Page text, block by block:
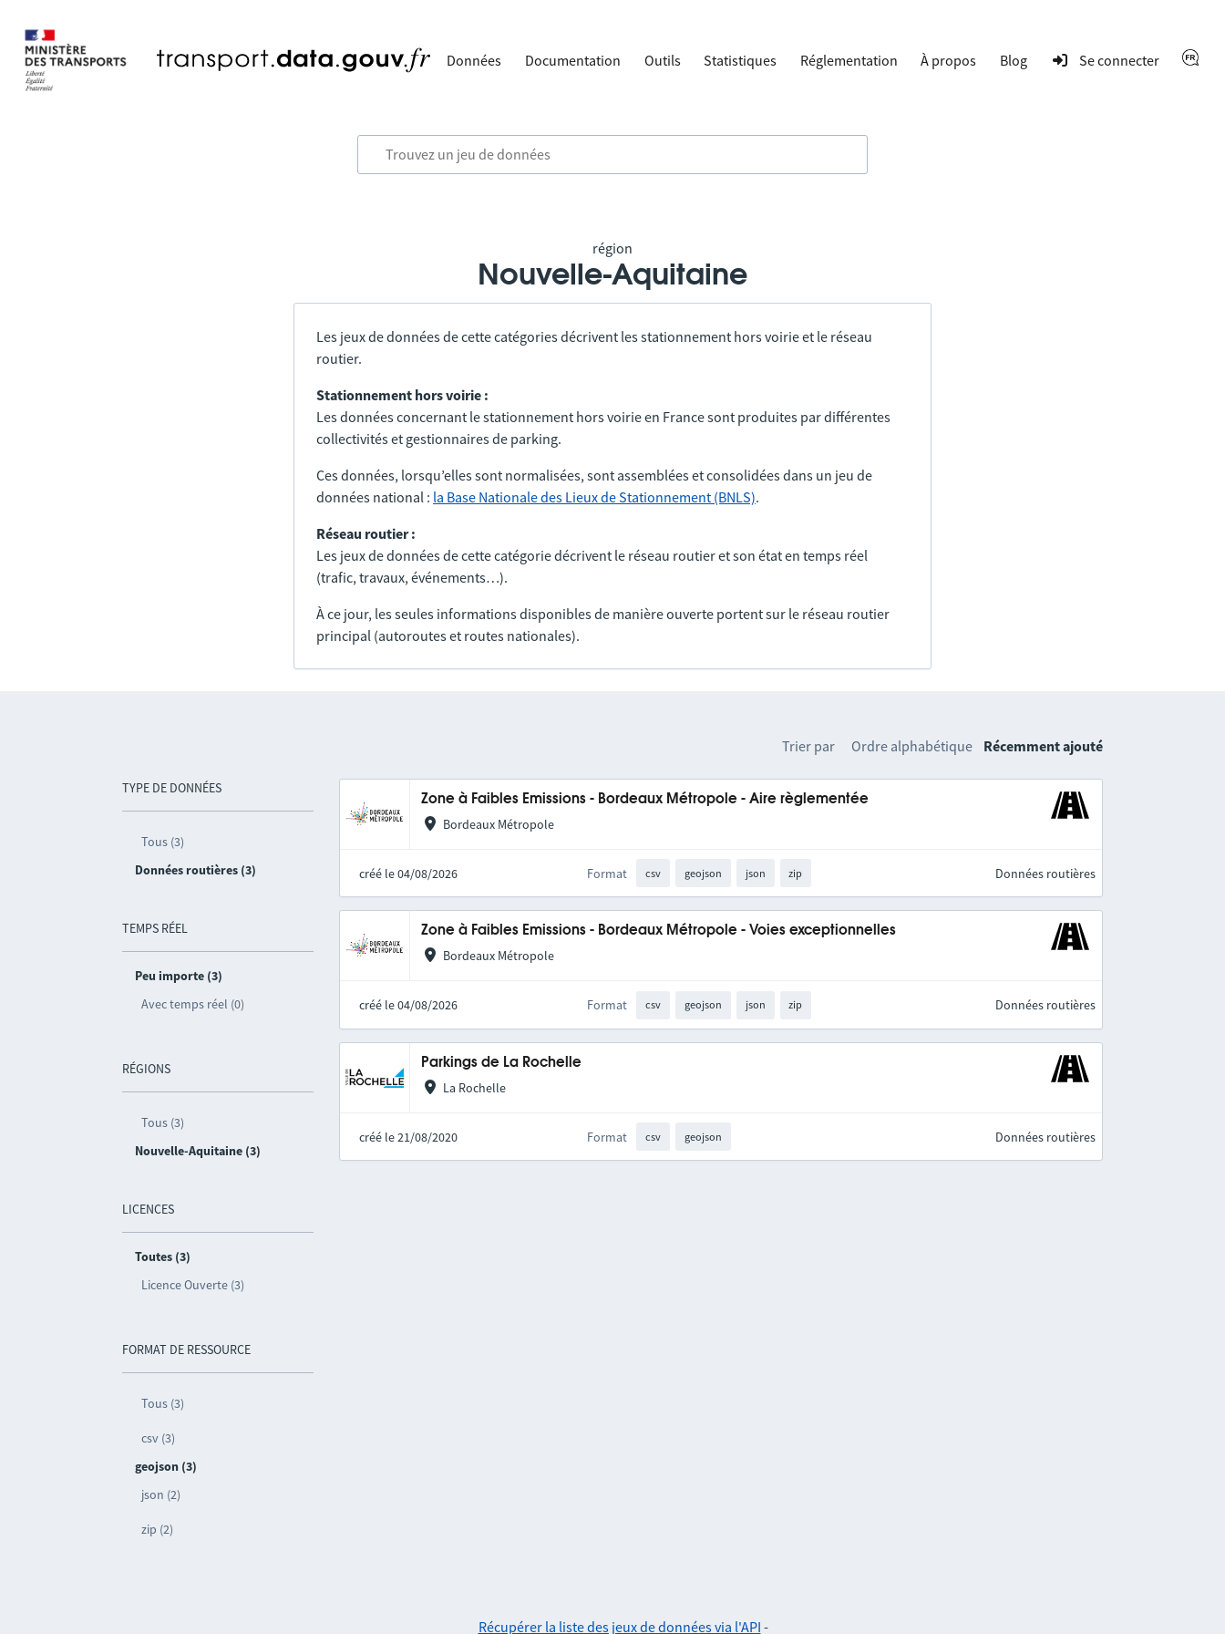
Données Documentation Outils Statistiques Réglementation À propos Blog Se connecter
région
Nouvelle-Aquitaine
Les jeux de données de cette catégories décrivent les stationnement hors voirie et le réseau
routier.
Stationnement hors voirie :
Les données concernant le stationnement hors voirie en France sont produites par différentes
collectivités et gestionnaires de parking.
Ces données, lorsqu’elles sont normalisées, sont assemblées et consolidées dans un jeu de
données national : la Base Nationale des Lieux de Stationnement (BNLS).
Réseau routier :
Les jeux de données de cette catégorie décrivent le réseau routier et son état en temps réel
(trafic, travaux, événements…).
À ce jour, les seules informations disponibles de manière ouverte portent sur le réseau routier
principal (autoroutes et routes nationales).
TYPE DE DONNÉES
Tous (3)
Données routières (3)
TEMPS RÉEL
Peu importe (3)
Avec temps réel (0)
RÉGIONS
Tous (3)
Nouvelle-Aquitaine (3)
LICENCES
Toutes (3)
Licence Ouverte (3)
FORMAT DE RESSOURCE
Tous (3)
csv (3)
geojson (3)
json (2)
zip (2)
Trier par Ordre alphabétique Récemment ajouté
Zone à Faibles Emissions - Bordeaux Métropole - Aire règlementée
Bordeaux Métropole
créé le 04/08/2026 Format csv geojson json zip Données routières
Zone à Faibles Emissions - Bordeaux Métropole - Voies exceptionnelles
Bordeaux Métropole
créé le 04/08/2026 Format csv geojson json zip Données routières
Parkings de La Rochelle
La Rochelle
créé le 21/08/2020 Format csv geojson Données routières
Récupérer la liste des jeux de données via l'API -